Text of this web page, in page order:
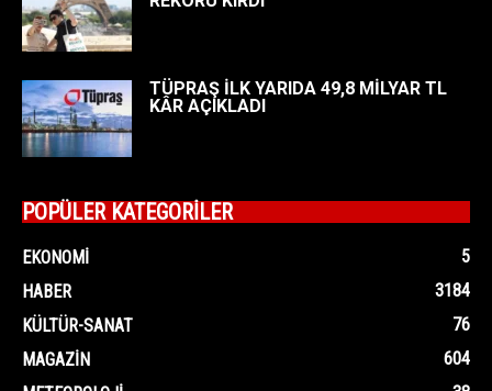
TÜPRAŞ İLK YARIDA 49,8 MİLYAR TL
KÂR AÇIKLADI
POPÜLER KATEGORİLER
EKONOMI
5
HABER
3184
KÜLTÜR-SANAT
76
MAGAZIN
604